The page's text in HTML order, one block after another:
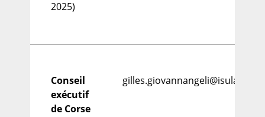
2025)
Conseil
exécutif
de Corse